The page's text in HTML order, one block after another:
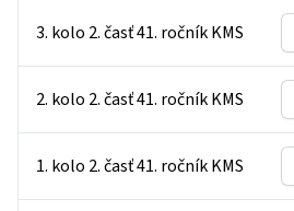
3. kolo 2. časť 41. ročník KMS
2. kolo 2. časť 41. ročník KMS
1. kolo 2. časť 41. ročník KMS